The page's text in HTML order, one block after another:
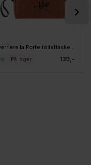
Derrière la Porte toilettaske - LOBA Allure
139,-
På lager